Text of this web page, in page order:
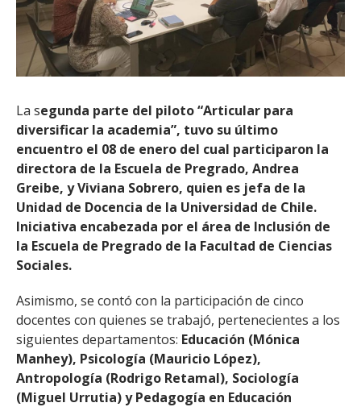
La segunda parte del piloto “Articular para
diversificar la academia”, tuvo su último
encuentro el 08 de enero del cual participaron la
directora de la Escuela de Pregrado, Andrea
Greibe, y Viviana Sobrero, quien es jefa de la
Unidad de Docencia de la Universidad de Chile.
Iniciativa encabezada por el área de Inclusión de
la Escuela de Pregrado de la Facultad de Ciencias
Sociales.
Asimismo, se contó con la participación de cinco
docentes con quienes se trabajó, pertenecientes a los
siguientes departamentos: Educación (Mónica
Manhey), Psicología (Mauricio López),
Antropología (Rodrigo Retamal), Sociología
(Miguel Urrutia) y Pedagogía en Educación